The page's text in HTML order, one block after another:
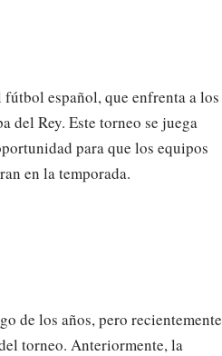
fútbol español, que enfrenta a los
del Rey. Este torneo se juega
para que los equipos
en la temporada.
de los años, pero recientemente
torneo. Anteriormente, la